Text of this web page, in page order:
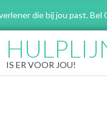
die bij jou past. Bel
IS ER VOOR JOU!